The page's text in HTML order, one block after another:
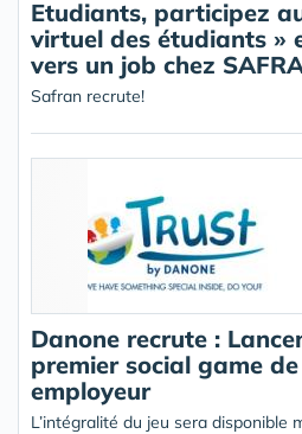
Etudiants, participez
virtuel des étudiants »
vers un job chez
Safran recrute!
Danone recrute :
premier social game
employeur
L’intégralité du jeu sera disponible